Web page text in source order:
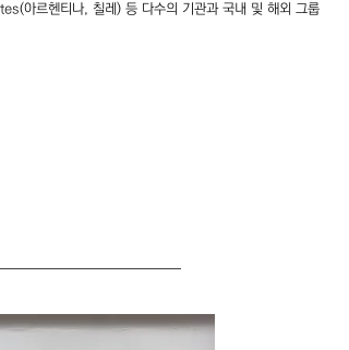
르헨티나, 칠레) 등 다수의 기관과 국내 및 해외 그룹